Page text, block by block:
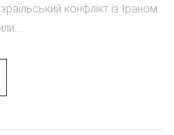
конфлікт із Іраном.